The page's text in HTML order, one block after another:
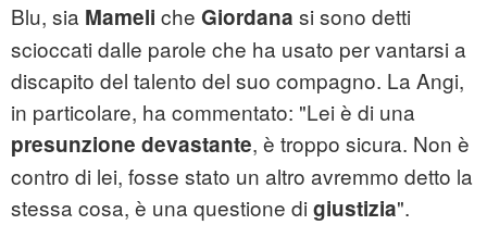
Blu, sia Mameli che Giordana si sono detti
scioccati dalle parole che ha usato per vantarsi a
discapito del talento del suo compagno. La Angi,
in particolare, ha commentato: "Lei è di una
presunzione devastante, è troppo sicura. Non è
contro di lei, fosse stato un altro avremmo detto la
stessa cosa, è una questione di giustizia".